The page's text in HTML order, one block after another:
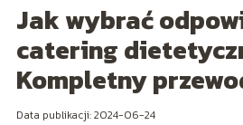
Jak wybrać
catering
Kompletny
Data publikacji: 2024-06-24